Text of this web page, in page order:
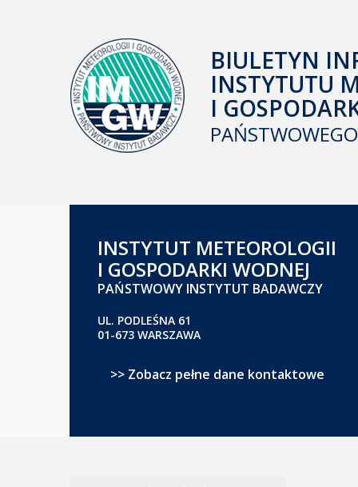
BIULETYN
INSTYTUTU
I
INSTYTUT METEOROLOGII
I GOSPODARKI WODNEJ
PAŃSTWOWY INSTYTUT BADAWCZY
UL. PODLEŚNA 61
01-673 WARSZAWA
>> Zobacz pełne dane kontaktowe